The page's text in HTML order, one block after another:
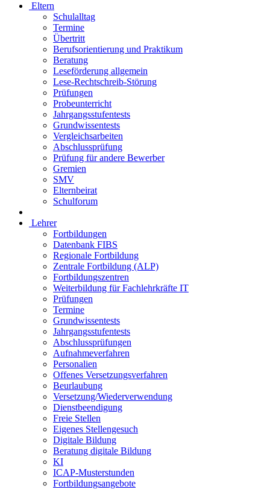
Eltern
Schulalltag
Termine
Übertritt
Berufsorientierung und Praktikum
Beratung
Leseförderung allgemein
Lese-Rechtschreib-Störung
Prüfungen
Probeunterricht
Jahrgangsstufentests
Grundwissentests
Vergleichsarbeiten
Abschlussprüfung
Prüfung für andere Bewerber
Gremien
SMV
Elternbeirat
Schulforum
Lehrer
Fortbildungen
Datenbank FIBS
Regionale Fortbildung
Zentrale Fortbildung (ALP)
Fortbildungszentren
Weiterbildung für Fachlehrkräfte IT
Prüfungen
Termine
Grundwissentests
Jahrgangsstufentests
Abschlussprüfungen
Aufnahmeverfahren
Personalien
Offenes Versetzungsverfahren
Beurlaubung
Versetzung/Wiederverwendung
Dienstbeendigung
Freie Stellen
Eigenes Stellengesuch
Digitale Bildung
Beratung digitale Bildung
KI
ICAP-Musterstunden
Fortbildungsangebote